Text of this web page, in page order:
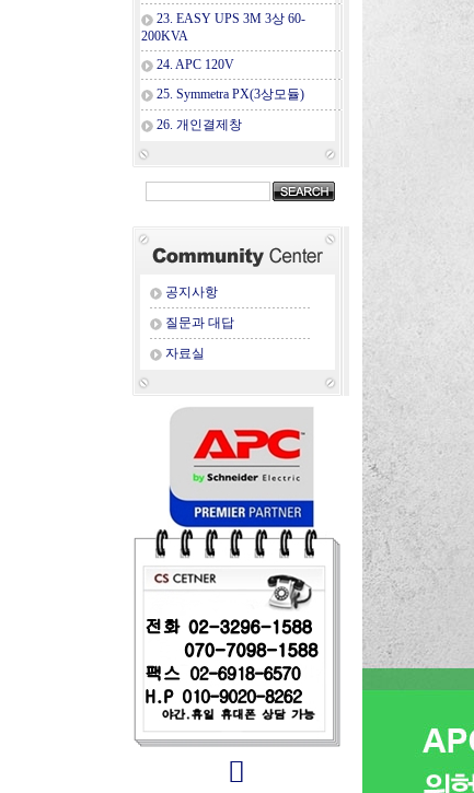
23. EASY UPS 3M 3상 60-
200KVA
24. APC 120V
25. Symmetra PX(3상모듈)
26. 개인결제창
공지사항
질문과 대답
자료실
